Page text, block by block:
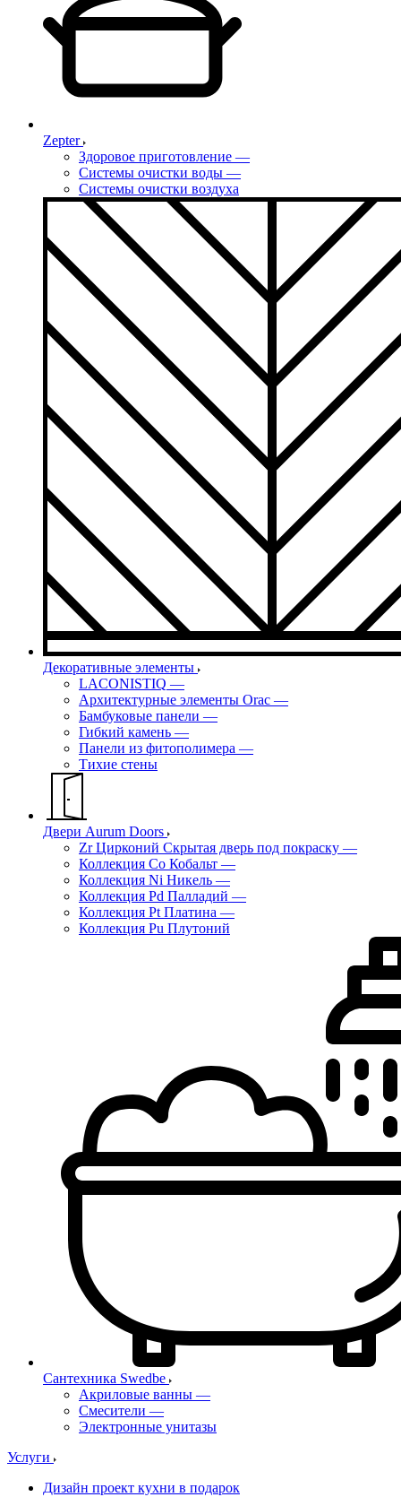
Zepter
Здоровое приготовление —
Системы очистки воды —
Системы очистки воздуха
Декоративные элементы
LACONISTIQ —
Архитектурные элементы Orac —
Бамбуковые панели —
Гибкий камень —
Панели из фитополимера —
Тихие стены
Двери Aurum Doors
Zr Цирконий Скрытая дверь под покраску —
Коллекция Co Кобальт —
Коллекция Ni Никель —
Коллекция Pd Палладий —
Коллекция Pt Платина —
Коллекция Pu Плутоний
Сантехника Swedbe
Акриловые ванны —
Смесители —
Электронные унитазы
Услуги
Дизайн проект кухни в подарок